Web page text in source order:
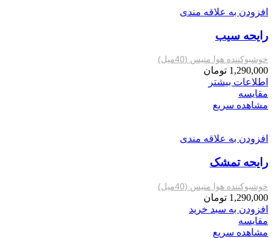
افزودن به علاقه مندی
رایحه‌ سیب
خوشبوکننده هوا متیس (40میل)
1,290,000 تومان
اطلاعات بیشتر
مقایسه
مشاهده سریع
افزودن به علاقه مندی
رایحه تمشک
خوشبوکننده هوا متیس (40میل)
1,290,000 تومان
افزودن به سبد خرید
مقایسه
مشاهده سریع